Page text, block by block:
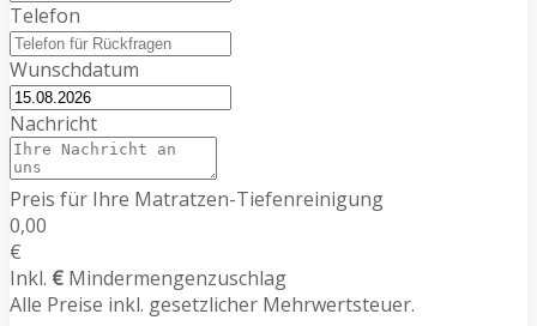
Telefon
Wunschdatum
Nachricht
Preis für Ihre Matratzen-Tiefenreinigung
0,00
€
Inkl. € Mindermengenzuschlag
Alle Preise inkl. gesetzlicher Mehrwertsteuer.